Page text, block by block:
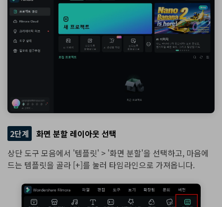
2단계
화면 분할 레이아웃 선택
상단 도구 모음에서 '템플릿' > '화면 분할'을 선택하고, 마음에
드는 템플릿을 골라 [+]를 눌러 타임라인으로 가져옵니다.